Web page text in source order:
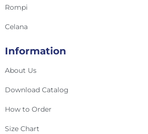
Rompi
Celana
Information
About Us
Download Catalog
How to Order
Size Chart